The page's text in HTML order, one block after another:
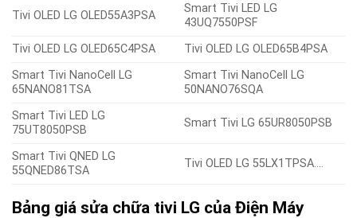
Tivi OLED LG OLED55A3PSA
Smart Tivi LED LG
43UQ7550PSF
Tivi OLED LG OLED65C4PSA
Tivi OLED LG OLED65B4PSA
Smart Tivi NanoCell LG
65NANO81TSA
Smart Tivi NanoCell LG
50NANO76SQA
Smart Tivi LED LG
75UT8050PSB
Smart Tivi LG 65UR8050PSB
Smart Tivi QNED LG
55QNED86TSA
Tivi OLED LG 55LX1TPSA….
Bảng giá sửa chữa tivi LG của Điện Máy